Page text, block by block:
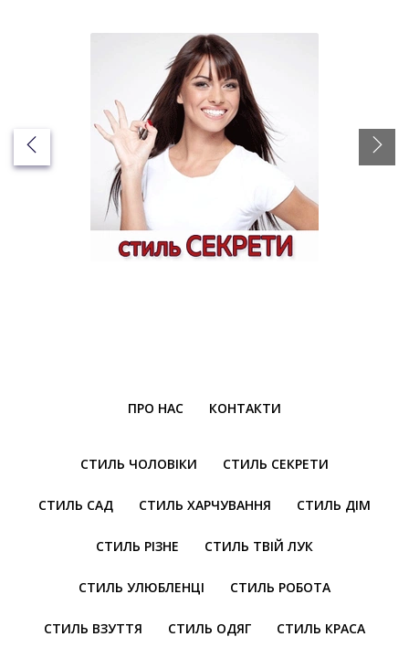
ПРО НАС КОНТАКТИ
СТИЛЬ ЧОЛОВІКИ СТИЛЬ СЕКРЕТИ
СТИЛЬ САД СТИЛЬ ХАРЧУВАННЯ СТИЛЬ ДІМ
СТИЛЬ РІЗНЕ СТИЛЬ ТВІЙ ЛУК
СТИЛЬ УЛЮБЛЕНЦІ СТИЛЬ РОБОТА
СТИЛЬ ВЗУТТЯ СТИЛЬ ОДЯГ СТИЛЬ КРАСА